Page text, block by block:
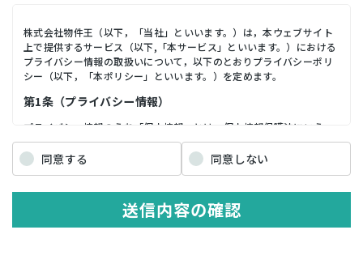
株式会社物件王（以下，「当社」といいます。）は，本ウェブサイト
上で提供するサービス（以下,「本サービス」といいます。）における
プライバシー情報の取扱いについて，以下のとおりプライバシーポリ
シー（以下，「本ポリシー」といいます。）を定めます。
第1条（プライバシー情報）
プライバシー情報のうち「個人情報」とは，個人情報保護法にいう
「個人情報」を指すものとし，生存する個人に関する情報であって，
当該情報に含まれる氏名，生年月日，住所，電話番号，連絡先その他
の記述等により特定の個人を識別できる情報を指します。 プライバシ
情報」以外のものをいい，ご利用いただいたサービスやご購入いただ
いた商品，ご覧になったページや広告の履歴，ユーザーが検索された
検索キーワード，ご利用日時，ご利用の方法，ご利用環境，郵便番号
同意する 同意しない
送信内容の確認